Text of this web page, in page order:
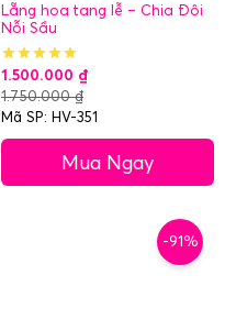
Lẵng hoa tang lễ – Chia Đôi
Nỗi Sầu
1.500.000 ₫
1.750.000₫
Mã SP: HV-351
Mua Ngay
-91%